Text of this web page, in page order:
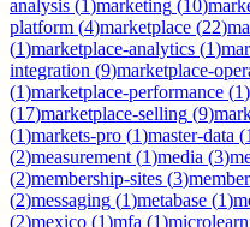
analysis (1)marketing (10)
platform (4)marketplace (22)
(1)marketplace-analytics (1)
integration (9)marketplace-
(1)marketplace-performance (1)
(17)marketplace-selling (9)
(1)markets-pro (1)master-data (1
(2)measurement (1)media (3)
(2)membership-sites (3)
(2)messaging (1)metabase (1)
(2)mexico (1)mfa (1)